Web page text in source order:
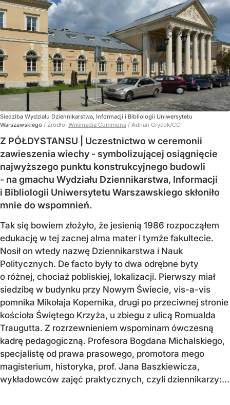
Siedziba Wydziału Dziennikarstwa, Informacji i Bibliologii Uniwersytetu
Warszawskiego / Źródło: Wikimedia Commons / Adrian Grycuk/CC
Z PÓŁDYSTANSU | Uczestnictwo w ceremonii
zawieszenia wiechy - symbolizującej osiągnięcie
najwyższego punktu konstrukcyjnego budowli
- na gmachu Wydziału Dziennikarstwa, Informacji
i Bibliologii Uniwersytetu Warszawskiego skłoniło
mnie do wspomnień.
Tak się bowiem złożyło, że jesienią 1986 rozpocząłem
edukację w tej zacnej alma mater i tymże fakultecie.
Nosił on wtedy nazwę Dziennikarstwa i Nauk
Politycznych. De facto były to dwa odrębne byty
o różnej, chociaż pobliskiej, lokalizacji. Pierwszy miał
siedzibę w budynku przy Nowym Świecie, vis-a-vis
pomnika Mikołaja Kopernika, drugi po przeciwnej stronie
kościoła Świętego Krzyża, u zbiegu z ulicą Romualda
Traugutta. Z rozrzewnieniem wspominam ówczesną
kadrę pedagogiczną. Profesora Bogdana Michalskiego,
specjalistę od prawa prasowego, promotora mego
magisterium, historyka, prof. Jana Baszkiewicza,
wykładowców zajęć praktycznych, czyli dziennikarzy:...